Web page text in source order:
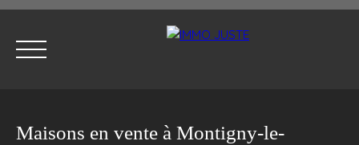
Maisons en vente à Montigny-le-